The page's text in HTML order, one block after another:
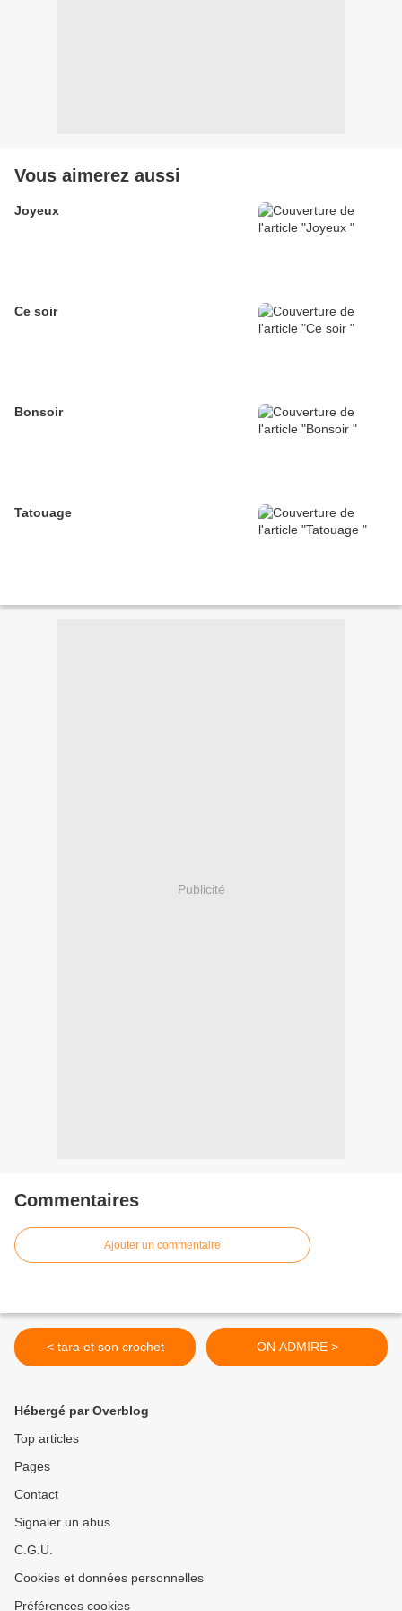
Vous aimerez aussi
Joyeux
Ce soir
Bonsoir
Tatouage
Publicité
Commentaires
Ajouter un commentaire
< tara et son crochet ON ADMIRE >
Hébergé par Overblog
Top articles
Pages
Contact
Signaler un abus
C.G.U.
Cookies et données personnelles
Préférences cookies